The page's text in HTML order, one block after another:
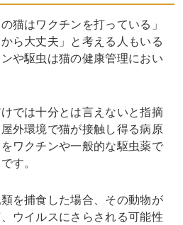
猫はワクチンを打っている」
ら大丈夫」と考える人もいる
や駆虫は猫の健康管理におい
では十分とは言えないと指摘
外環境で猫が接触し得る病原
ワクチンや一般的な駆虫薬で
す。
を捕食した場合、その動物が
ウイルスにさらされる可能性